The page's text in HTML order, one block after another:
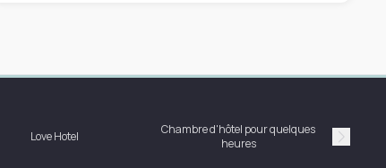
Love Hotel
Chambre d'hôtel pour quelques
heures